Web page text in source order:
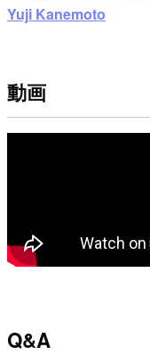
Yuji Kanemoto
動画
Q&A